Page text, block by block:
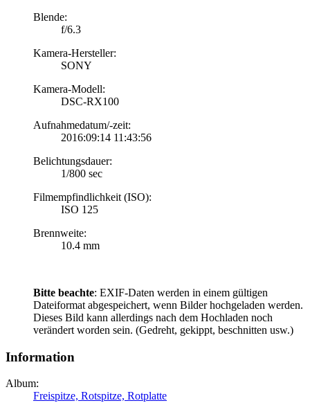
Blende:
f/6.3
Kamera-Hersteller:
SONY
Kamera-Modell:
DSC-RX100
Aufnahmedatum/-zeit:
2016:09:14 11:43:56
Belichtungsdauer:
1/800 sec
Filmempfindlichkeit (ISO):
ISO 125
Brennweite:
10.4 mm
Bitte beachte: EXIF-Daten werden in einem gültigen
Dateiformat abgespeichert, wenn Bilder hochgeladen werden.
Dieses Bild kann allerdings nach dem Hochladen noch
verändert worden sein. (Gedreht, gekippt, beschnitten usw.)
Information
Album:
Freispitze, Rotspitze, Rotplatte